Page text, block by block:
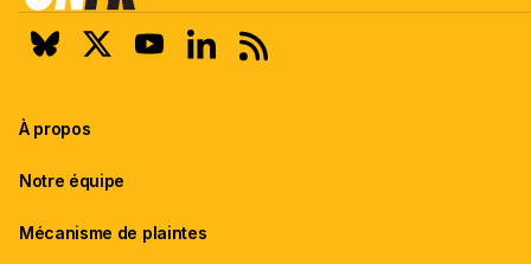
À propos
Notre équipe
Mécanisme de plaintes